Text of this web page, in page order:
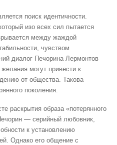
поиск идентичности.
изо всех сил пытается
между жаждой
чувством
диалог Печорина Лермонтов
могут привести к
от общества. Такова
поколения.
раскрытия образа «потерянного
— серийный любовник,
к установлению
Однако его общение с